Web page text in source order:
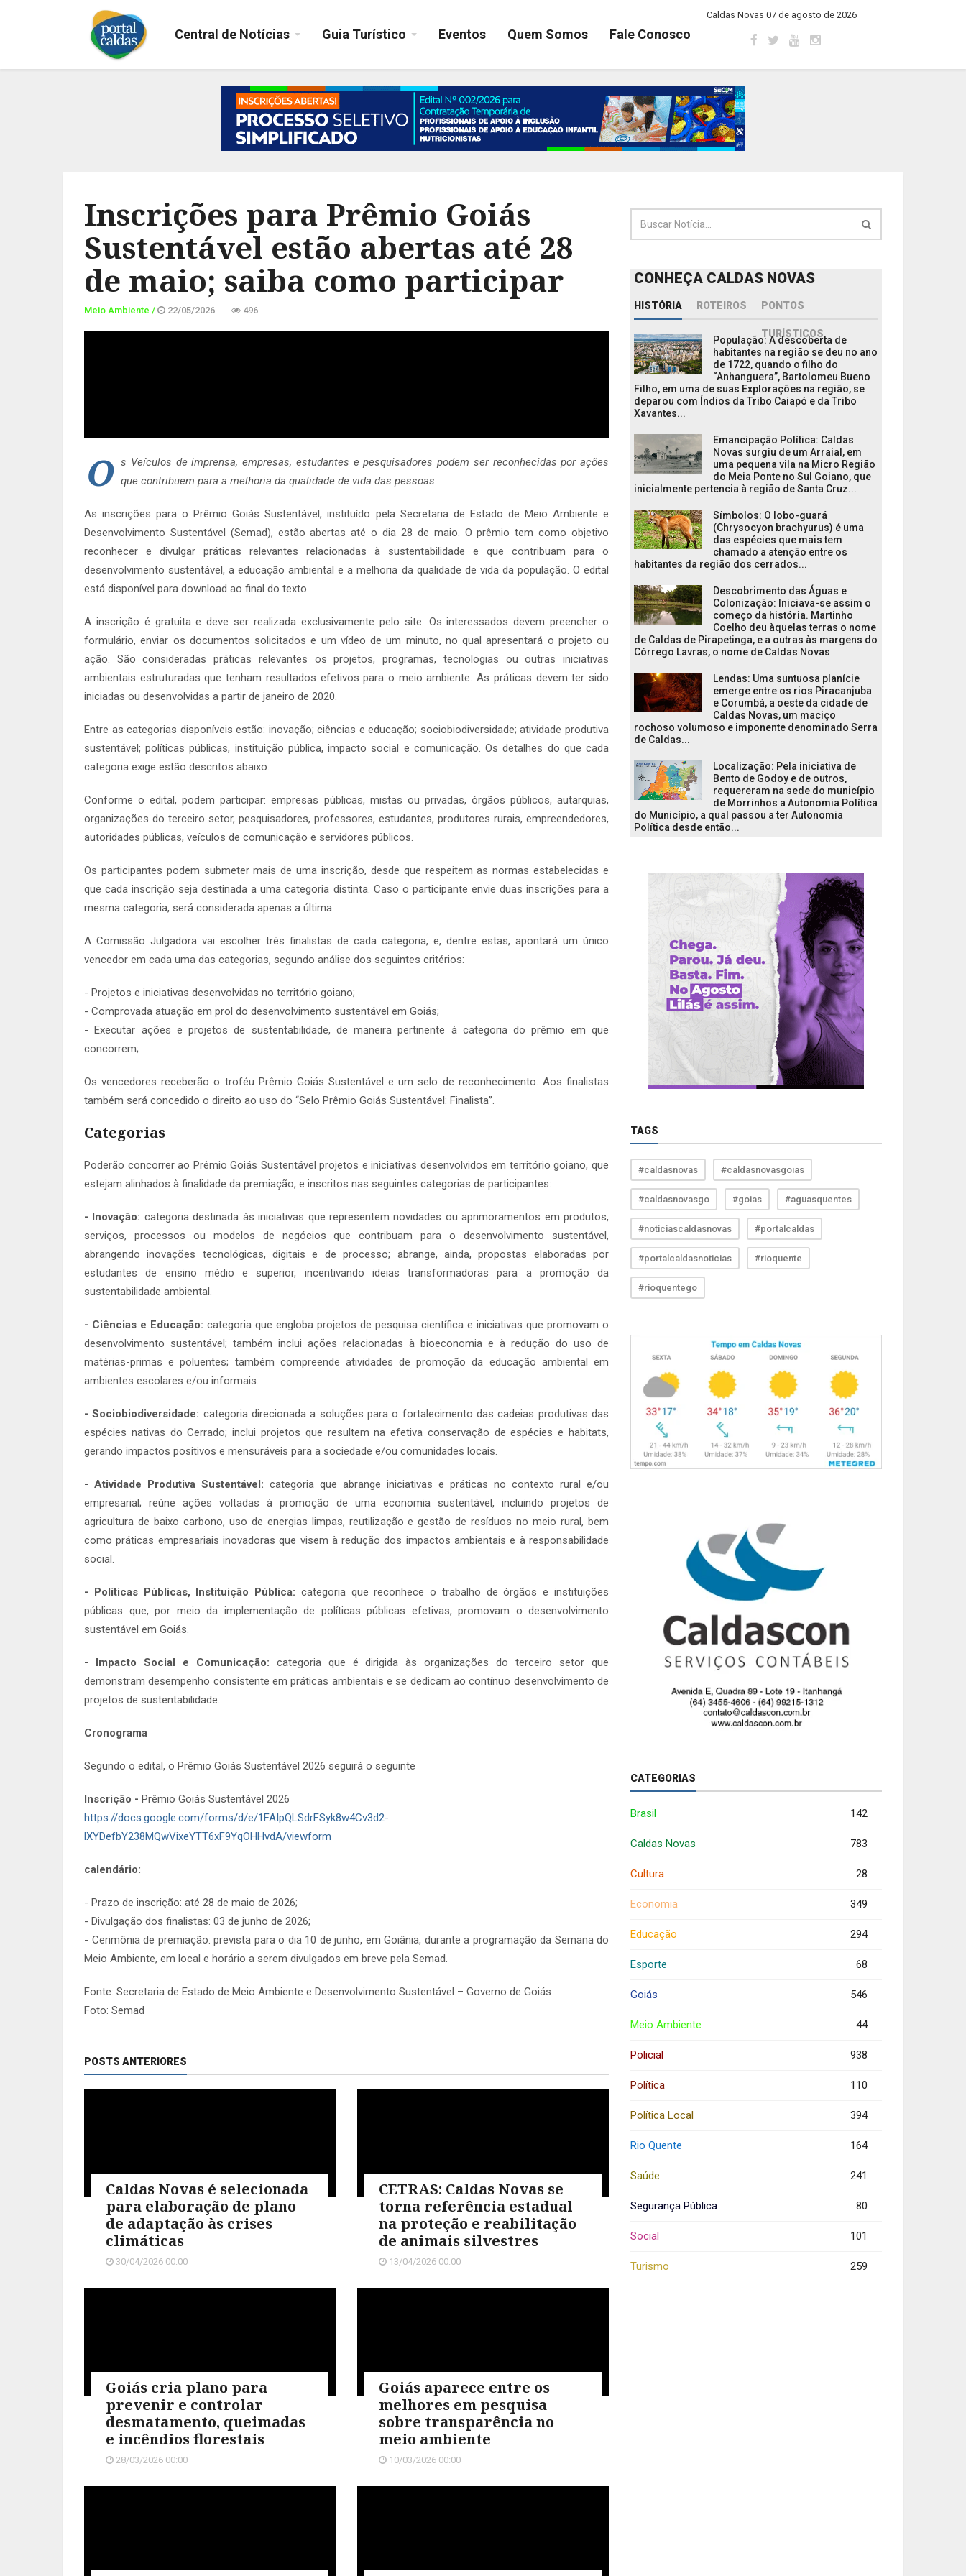
Central de Notícias Guia Turístico Eventos Quem Somos Fale Conosco
Caldas Novas 07 de agosto de 2026
Inscrições para Prêmio Goiás
Sustentável estão abertas até 28
de maio; saiba como participar
Meio Ambiente / 22/05/2026 496
O s Veículos de imprensa, empresas, estudantes e pesquisadores podem ser reconhecidas por ações
que contribuem para a melhoria da qualidade de vida das pessoas
As inscrições para o Prêmio Goiás Sustentável, instituído pela Secretaria de Estado de Meio Ambiente e
Desenvolvimento Sustentável (Semad), estão abertas até o dia 28 de maio. O prêmio tem como objetivo
reconhecer e divulgar práticas relevantes relacionadas à sustentabilidade e que contribuam para o
desenvolvimento sustentável, a educação ambiental e a melhoria da qualidade de vida da população. O edital
está disponível para download ao final do texto.
A inscrição é gratuita e deve ser realizada exclusivamente pelo site. Os interessados devem preencher o
formulário, enviar os documentos solicitados e um vídeo de um minuto, no qual apresentará o projeto ou
ação. São consideradas práticas relevantes os projetos, programas, tecnologias ou outras iniciativas
ambientais estruturadas que tenham resultados efetivos para o meio ambiente. As práticas devem ter sido
iniciadas ou desenvolvidas a partir de janeiro de 2020.
Entre as categorias disponíveis estão: inovação; ciências e educação; sociobiodiversidade; atividade produtiva
sustentável; políticas públicas, instituição pública, impacto social e comunicação. Os detalhes do que cada
categoria exige estão descritos abaixo.
Conforme o edital, podem participar: empresas públicas, mistas ou privadas, órgãos públicos, autarquias,
organizações do terceiro setor, pesquisadores, professores, estudantes, produtores rurais, empreendedores,
autoridades públicas, veículos de comunicação e servidores públicos.
Os participantes podem submeter mais de uma inscrição, desde que respeitem as normas estabelecidas e
que cada inscrição seja destinada a uma categoria distinta. Caso o participante envie duas inscrições para a
mesma categoria, será considerada apenas a última.
A Comissão Julgadora vai escolher três finalistas de cada categoria, e, dentre estas, apontará um único
vencedor em cada uma das categorias, segundo análise dos seguintes critérios:
- Projetos e iniciativas desenvolvidas no território goiano;
- Comprovada atuação em prol do desenvolvimento sustentável em Goiás;
- Executar ações e projetos de sustentabilidade, de maneira pertinente à categoria do prêmio em que
concorrem;
Os vencedores receberão o troféu Prêmio Goiás Sustentável e um selo de reconhecimento. Aos finalistas
também será concedido o direito ao uso do “Selo Prêmio Goiás Sustentável: Finalista”.
Categorias
Poderão concorrer ao Prêmio Goiás Sustentável projetos e iniciativas desenvolvidos em território goiano, que
estejam alinhados à finalidade da premiação, e inscritos nas seguintes categorias de participantes:
- Inovação: categoria destinada às iniciativas que representem novidades ou aprimoramentos em produtos,
serviços, processos ou modelos de negócios que contribuam para o desenvolvimento sustentável,
abrangendo inovações tecnológicas, digitais e de processo; abrange, ainda, propostas elaboradas por
estudantes de ensino médio e superior, incentivando ideias transformadoras para a promoção da
sustentabilidade ambiental.
- Ciências e Educação: categoria que engloba projetos de pesquisa científica e iniciativas que promovam o
desenvolvimento sustentável; também inclui ações relacionadas à bioeconomia e à redução do uso de
matérias-primas e poluentes; também compreende atividades de promoção da educação ambiental em
ambientes escolares e/ou informais.
- Sociobiodiversidade: categoria direcionada a soluções para o fortalecimento das cadeias produtivas das
espécies nativas do Cerrado; inclui projetos que resultem na efetiva conservação de espécies e habitats,
gerando impactos positivos e mensuráveis para a sociedade e/ou comunidades locais.
- Atividade Produtiva Sustentável: categoria que abrange iniciativas e práticas no contexto rural e/ou
empresarial; reúne ações voltadas à promoção de uma economia sustentável, incluindo projetos de
agricultura de baixo carbono, uso de energias limpas, reutilização e gestão de resíduos no meio rural, bem
como práticas empresariais inovadoras que visem à redução dos impactos ambientais e à responsabilidade
social.
- Políticas Públicas, Instituição Pública: categoria que reconhece o trabalho de órgãos e instituições
públicas que, por meio da implementação de políticas públicas efetivas, promovam o desenvolvimento
sustentável em Goiás.
- Impacto Social e Comunicação: categoria que é dirigida às organizações do terceiro setor que
demonstram desempenho consistente em práticas ambientais e se dedicam ao contínuo desenvolvimento de
projetos de sustentabilidade.
Cronograma
Segundo o edital, o Prêmio Goiás Sustentável 2026 seguirá o seguinte
Inscrição - Prêmio Goiás Sustentável 2026
https://docs.google.com/forms/d/e/1FAIpQLSdrFSyk8w4Cv3d2-
lXYDefbY238MQwVixeYTT6xF9YqOHHvdA/viewform
calendário:
- Prazo de inscrição: até 28 de maio de 2026;
- Divulgação dos finalistas: 03 de junho de 2026;
- Cerimônia de premiação: prevista para o dia 10 de junho, em Goiânia, durante a programação da Semana do
Meio Ambiente, em local e horário a serem divulgados em breve pela Semad.
Fonte: Secretaria de Estado de Meio Ambiente e Desenvolvimento Sustentável – Governo de Goiás
Foto: Semad
POSTS ANTERIORES
Caldas Novas é selecionada
para elaboração de plano
de adaptação às crises
climáticas
30/04/2026 00:00
CETRAS: Caldas Novas se
torna referência estadual
na proteção e reabilitação
de animais silvestres
13/04/2026 00:00
Goiás cria plano para
prevenir e controlar
desmatamento, queimadas
e incêndios florestais
28/03/2026 00:00
Goiás aparece entre os
melhores em pesquisa
sobre transparência no
meio ambiente
10/03/2026 00:00
CONHEÇA CALDAS NOVAS
HISTÓRIA ROTEIROS PONTOS
TURÍSTICOS
População: A descoberta de
habitantes na região se deu no ano
de 1722, quando o filho do
“Anhanguera”, Bartolomeu Bueno
Filho, em uma de suas Explorações na região, se
deparou com Índios da Tribo Caiapó e da Tribo
Xavantes...
Emancipação Política: Caldas
Novas surgiu de um Arraial, em
uma pequena vila na Micro Região
do Meia Ponte no Sul Goiano, que
inicialmente pertencia à região de Santa Cruz...
Símbolos: O lobo-guará
(Chrysocyon brachyurus) é uma
das espécies que mais tem
chamado a atenção entre os
habitantes da região dos cerrados...
Descobrimento das Águas e
Colonização: Iniciava-se assim o
começo da história. Martinho
Coelho deu àquelas terras o nome
de Caldas de Pirapetinga, e a outras às margens do
Córrego Lavras, o nome de Caldas Novas
Lendas: Uma suntuosa planície
emerge entre os rios Piracanjuba
e Corumbá, a oeste da cidade de
Caldas Novas, um maciço
rochoso volumoso e imponente denominado Serra
de Caldas...
Localização: Pela iniciativa de
Bento de Godoy e de outros,
requereram na sede do município
de Morrinhos a Autonomia Política
do Município, a qual passou a ter Autonomia
Política desde então...
TAGS
#caldasnovas #caldasnovasgoias
#caldasnovasgo #goias #aguasquentes
#noticiascaldasnovas #portalcaldas
#portalcaldasnoticias #rioquente
#rioquentego
CATEGORIAS
Brasil 142
Caldas Novas 783
Cultura 28
Economia 349
Educação 294
Esporte 68
Goiás 546
Meio Ambiente 44
Policial 938
Política 110
Política Local 394
Rio Quente 164
Saúde 241
Segurança Pública 80
Social 101
Turismo 259